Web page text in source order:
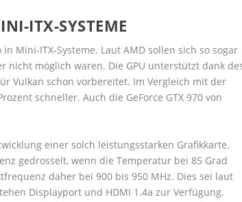
ITX-SYSTEME
Mini-ITX-Systeme. Laut AMD sollen sich so sogar
nicht möglich waren. Die GPU unterstützt dank
Vulkan schon vorbereitet. Im Vergleich mit der
schneller. Auch die GeForce GTX 970 von
einer solch leistungsstarken Grafikkarte.
gedrosselt, wenn die Temperatur bei 85 Grad
daher bei 900 bis 950 MHz. Dies sei laut
Displayport und HDMI 1.4a zur Verfügung.